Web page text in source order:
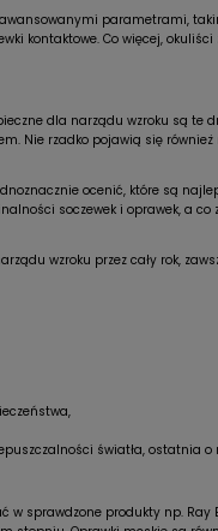
parametrami,
kontaktowe. Co więcej,
dla narządu wzroku są te
Nie rzadko pojawią się również
ocenić, które są
soczewek i oprawek, a co
wzroku przez cały rok,
światła, ostatnia
sprawdzone produkty np. Ray